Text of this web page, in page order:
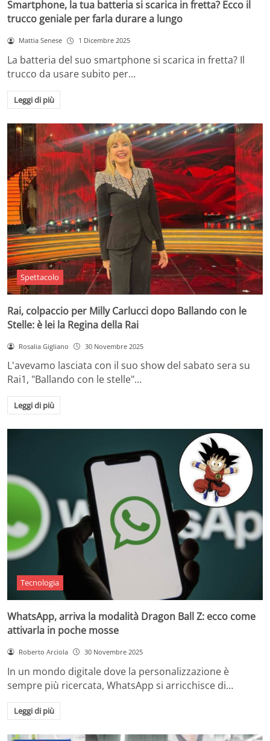
Smartphone, la tua batteria si scarica in fretta? Ecco il
trucco geniale per farla durare a lungo
Mattia Senese 1 Dicembre 2025
La batteria del suo smartphone si scarica in fretta? Il
trucco da usare subito per…
Leggi di più
Spettacolo
Rai, colpaccio per Milly Carlucci dopo Ballando con le
Stelle: è lei la Regina della Rai
Rosalia Gigliano 30 Novembre 2025
L'avevamo lasciata con il suo show del sabato sera su
Rai1, "Ballando con le stelle"…
Leggi di più
Tecnologia
WhatsApp, arriva la modalità Dragon Ball Z: ecco come
attivarla in poche mosse
Roberto Arciola 30 Novembre 2025
In un mondo digitale dove la personalizzazione è
sempre più ricercata, WhatsApp si arricchisce di…
Leggi di più